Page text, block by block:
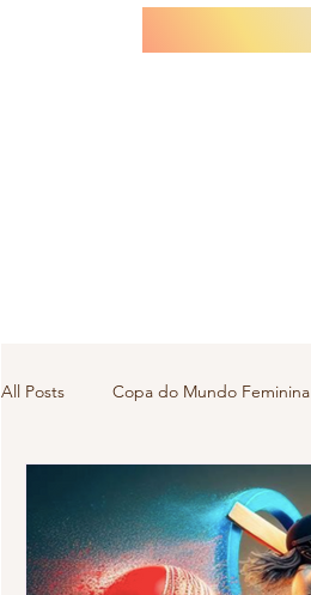
All Posts Copa do Mundo
Esporte
Jogos Olímpicos Paris 2024